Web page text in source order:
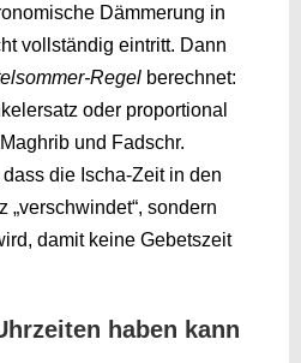
Dämmerung in
vollständig eintritt. Dann
Regel berechnet:
oder proportional
und Fadschr.
die Ischa-Zeit in den
„verschwindet“, sondern
damit keine Gebetszeit
haben kann